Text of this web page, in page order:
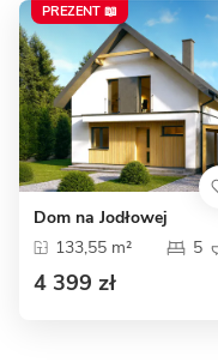
PREZENT 📖
Dom na Jodłowej
133,55 m²
5
4 399 zł